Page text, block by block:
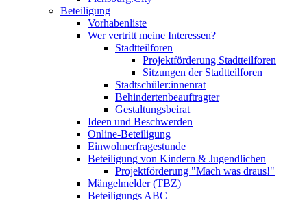
Beteiligung
Vorhabenliste
Wer vertritt meine Interessen?
Stadtteilforen
Projektförderung Stadtteilforen
Sitzungen der Stadtteilforen
Stadtschüler:innenrat
Behindertenbeauftragter
Gestaltungsbeirat
Ideen und Beschwerden
Online-Beteiligung
Einwohnerfragestunde
Beteiligung von Kindern & Jugendlichen
Projektförderung "Mach was draus!"
Mängelmelder (TBZ)
Beteiligungs ABC